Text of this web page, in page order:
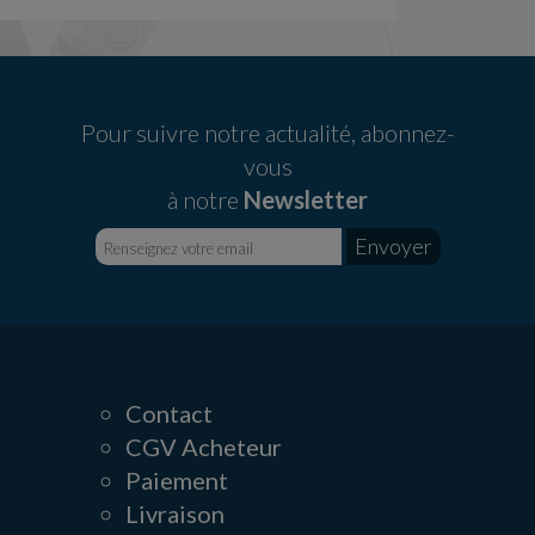
Pour suivre notre actualité, abonnez-
vous
à notre Newsletter
Contact
CGV Acheteur
Paiement
Livraison